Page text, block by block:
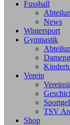
Fussball
News
Wintersport
Gymnastik
Verein
TSV
Shop